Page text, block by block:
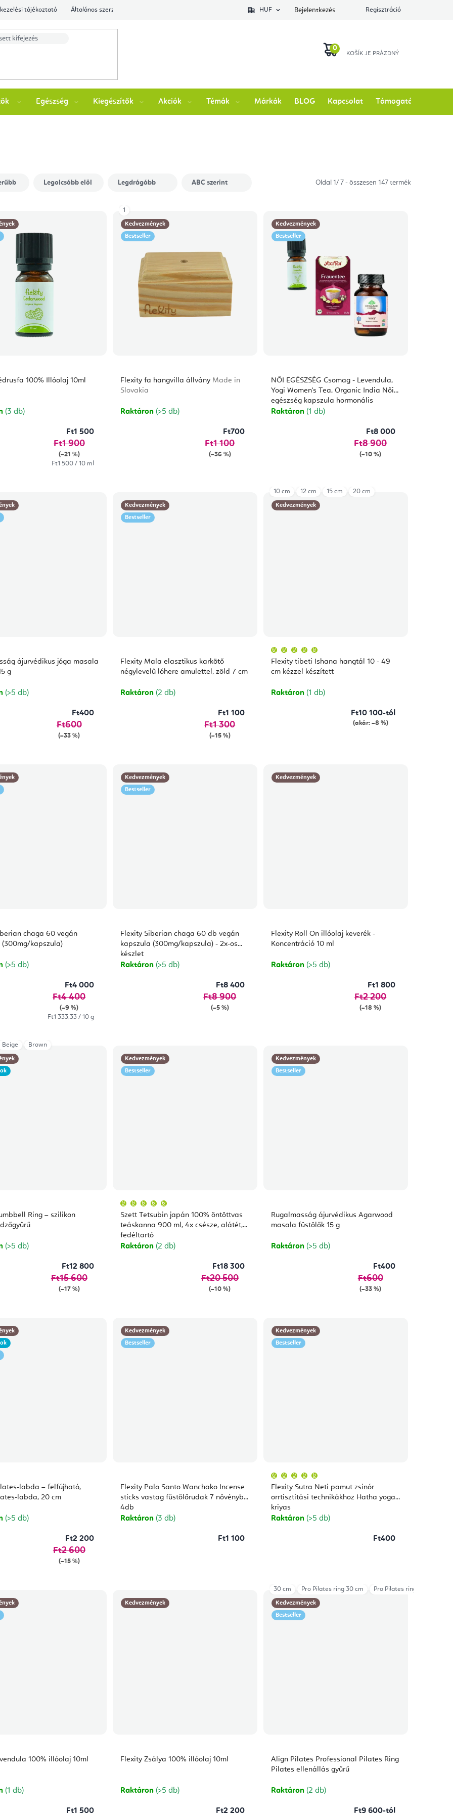
tájékoztató Általános szerződési feltételek Ellenőrizze a rendelés állapotátHUF Bejelentkezés Regisztráció
Egészség Kiegészítők Akciók Témák Márkák BLOG Kapcsolat Támogatás
Oldal 1/ 7 - összesen 147 termék
Legolcsóbb elöl Legdrágább ABC szerint
100% Illóolaj 10ml
(3 db)
Ft1 500
Ft1 900
(–21 %)
Egységár:
Ft1 500 / 10 ml
Kedvezmények
Bestseller
Flexity fa hangvilla állvány Made in
Slovakia
Raktáron (>5 db)
Ft700
Ft1 100
(–36 %)
1
Kedvezmények
Bestseller
NŐI EGÉSZSÉG Csomag - Levendula,
Yogi Women's Tea, Organic India Női
egészség kapszula hormonális
egyensúlyért
Raktáron (1 db)
Ft8 000
Ft8 900
(–10 %)
ájurvédikus jóga masala
g
(>5 db)
Ft400
Ft600
(–33 %)
Kedvezmények
Bestseller
Flexity Mala elasztikus karkötő
négylevelű lóhere amulettel, zöld 7 cm
Raktáron (2 db)
Ft1 100
Ft1 300
(–15 %)
Kedvezmények
Flexity tibeti Ishana hangtál 10 - 49
cm kézzel készített
átlagos
értékelése
5-
csillag.
Raktáron (1 db)
Ft10 100-tól
(akár: –8 %)
10 cm 12 cm 15 cm 20 cm
chaga 60 vegán
(300mg/kapszula)
(>5 db)
Ft4 000
Ft4 400
(–9 %)
Egységár:
Ft1 333,33 / 10 g
Kedvezmények
Bestseller
Flexity Siberian chaga 60 db vegán
kapszula (300mg/kapszula) - 2x-os
készlet
Raktáron (>5 db)
Ft8 400
Ft8 900
(–5 %)
Kedvezmények
Flexity Roll On illóolaj keverék -
Koncentráció 10 ml
Raktáron (>5 db)
Ft1 800
Ft2 200
(–18 %)
Ring – szilikon
(>5 db)
Ft12 800
Ft15 600
(–17 %)
Beige Brown
Kedvezmények
Bestseller
Szett Tetsubin japán 100% öntöttvas
teáskanna 900 ml, 4x csésze, alátét,
fedéltartó
átlagos
értékelése
5-
csillag.
Raktáron (2 db)
Ft18 300
Ft20 500
(–10 %)
Kedvezmények
Bestseller
Rugalmasság ájurvédikus Agarwood
masala füstölők 15 g
Raktáron (>5 db)
Ft400
Ft600
(–33 %)
labda – felfújható,
labda, 20 cm
(>5 db)
Ft2 200
Ft2 600
(–15 %)
Kedvezmények
Bestseller
Flexity Palo Santo Wanchako Incense
sticks vastag füstölőrudak 7 növényből
4db
Raktáron (3 db)
Ft1 100
Kedvezmények
Bestseller
Flexity Sutra Neti pamut zsinór
orrtisztítási technikákhoz Hatha yoga
kriyas
átlagos
értékelése
5-
csillag.
Raktáron (>5 db)
Ft400
100% illóolaj 10ml
(1 db)
Ft1 500
Kedvezmények
Flexity Zsálya 100% illóolaj 10ml
Raktáron (>5 db)
Ft2 200
Kedvezmények
Bestseller
Align Pilates Professional Pilates Ring
Pilates ellenállás gyűrű
Raktáron (2 db)
Ft9 600-tól
30 cm Pro Pilates ring 30 cm Pro Pilates ring 36 cm